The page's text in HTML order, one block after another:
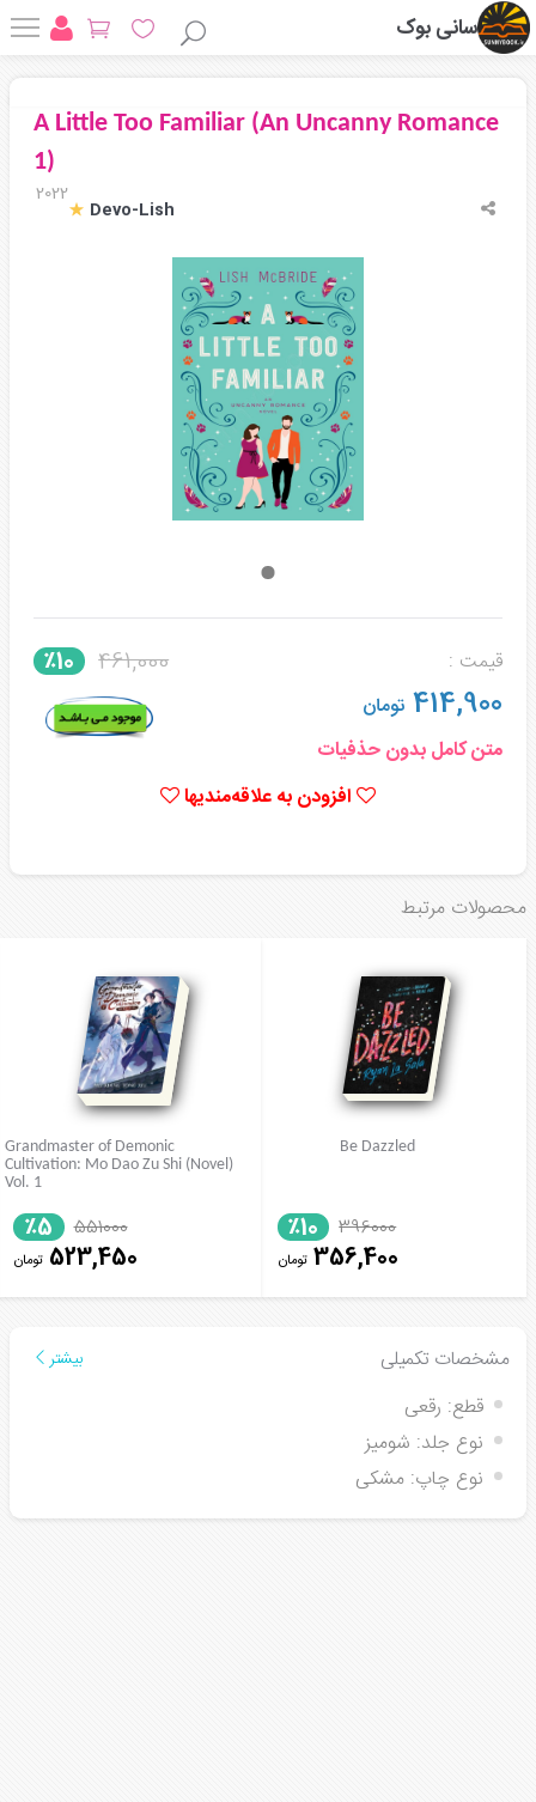
سانی بوک
A Little Too Familiar (An Uncanny Romance
1)
2022
Devo-Lish
قیمت : 461,000 ٪10
414,900 تومان
متن کامل بدون حذفیات
افزودن به علاقه‌مندیها
محصولات مرتبط
Be Dazzled
396000
٪10
356,400 تومان
Grandmaster of Demonic
Cultivation: Mo Dao Zu Shi (Novel)
Vol. 1
551000
٪5
523,450 تومان
مشخصات تکمیلی بیشتر
قطع: رقعی
نوع جلد: شومیز
نوع چاپ: مشکی